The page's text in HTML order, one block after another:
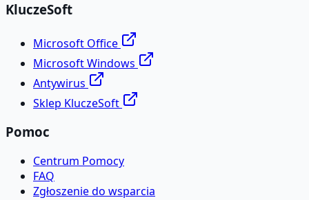
KluczeSoft
Microsoft Office
Microsoft Windows
Antywirus
Sklep KluczeSoft
Pomoc
Centrum Pomocy
FAQ
Zgłoszenie do wsparcia